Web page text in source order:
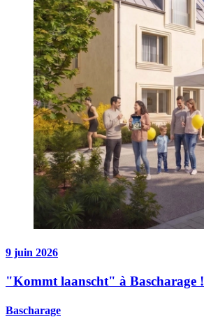
9 juin 2026
"Kommt laanscht" à Bascharage !
Bascharage